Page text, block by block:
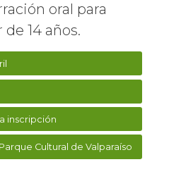
oral para
14 años.
inscripción
Cultural de Valparaíso